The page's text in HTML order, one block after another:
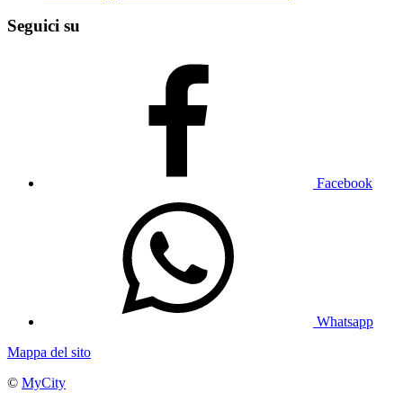
Seguici su
Facebook
Whatsapp
Mappa del sito
© MyCity